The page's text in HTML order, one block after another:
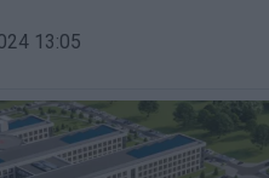
13:05